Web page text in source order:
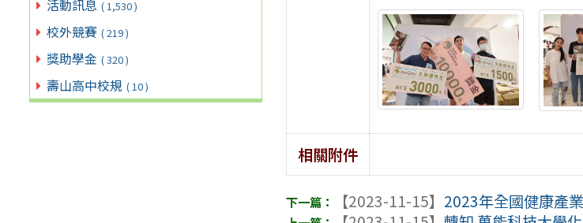
活動訊息 ( 1,530 )
校外競賽 ( 219 )
獎助學金 ( 320 )
壽山高中校規 ( 10 )
相關附件
【2023-11-15】 2023年全國健康產